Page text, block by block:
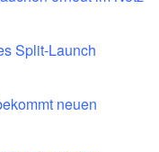
Split-Launch
neuen